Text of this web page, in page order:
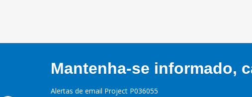
Mantenha-se informado,
Alertas de email Project P036055